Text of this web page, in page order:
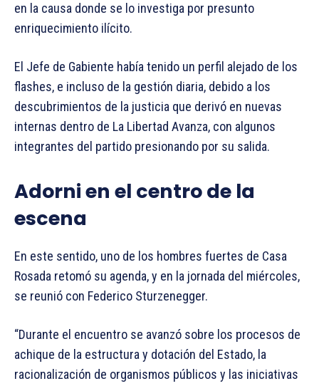
en la causa donde se lo investiga por presunto
enriquecimiento ilícito.
El Jefe de Gabiente había tenido un perfil alejado de los
flashes, e incluso de la gestión diaria, debido a los
descubrimientos de la justicia que derivó en nuevas
internas dentro de La Libertad Avanza, con algunos
integrantes del partido presionando por su salida.
Adorni en el centro de la
escena
En este sentido, uno de los hombres fuertes de Casa
Rosada retomó su agenda, y en la jornada del miércoles,
se reunió con Federico Sturzenegger.
“Durante el encuentro se avanzó sobre los procesos de
achique de la estructura y dotación del Estado, la
racionalización de organismos públicos y las iniciativas